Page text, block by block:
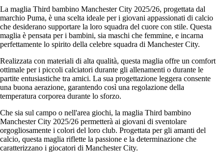
La maglia Third bambino Manchester City 2025/26, progettata dal
marchio Puma, è una scelta ideale per i giovani appassionati di calcio
che desiderano supportare la loro squadra del cuore con stile. Questa
maglia è pensata per i bambini, sia maschi che femmine, e incarna
perfettamente lo spirito della celebre squadra di Manchester City.
Realizzata con materiali di alta qualità, questa maglia offre un comfort
ottimale per i piccoli calciatori durante gli allenamenti o durante le
partite entusiastiche tra amici. La sua progettazione leggera consente
una buona aerazione, garantendo così una regolazione della
temperatura corporea durante lo sforzo.
Che sia sul campo o nell'area giochi, la maglia Third bambino
Manchester City 2025/26 permetterà ai giovani di sventolare
orgogliosamente i colori del loro club. Progettata per gli amanti del
calcio, questa maglia riflette la passione e la determinazione che
caratterizzano i giocatori di Manchester City.